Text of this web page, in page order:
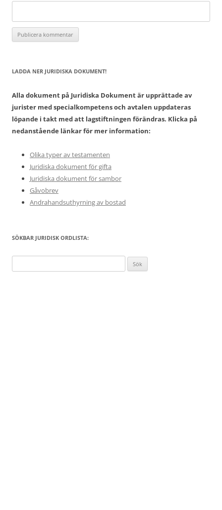
LADDA NER JURIDISKA DOKUMENT!
Alla dokument på Juridiska Dokument är upprättade av
jurister med specialkompetens och avtalen uppdateras
löpande i takt med att lagstiftningen förändras. Klicka på
nedanstående länkar för mer information:
Olika typer av testamenten
Juridiska dokument för gifta
Juridiska dokument för sambor
Gåvobrev
Andrahandsuthyrning av bostad
SÖKBAR JURIDISK ORDLISTA:
efter: